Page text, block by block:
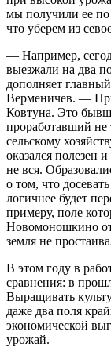
мы получили ее по
что уберем из
— Например,
выезжали на два
дополняет
Верменичев. —
Ковтуна. Это
проработавший не
сельскому
оказался полезен
не вся.
о том, что
логичнее будет
примеру, поле
Новомоношкино
земля не
В этом году в
сравнения: в
Выращивать
даже два поля
экономической
урожай.